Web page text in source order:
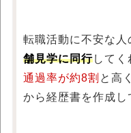
転職活動に不安な人
舗見学に同行してく
通過率が約8割 と高
から経歴書を作成し